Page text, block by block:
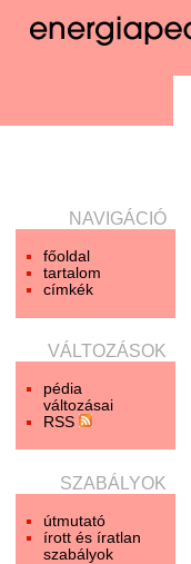
NAVIGÁCIÓ
főoldal
tartalom
címkék
VÁLTOZÁSOK
pédia
változásai
RSS
SZABÁLYOK
útmutató
írott és íratlan
szabályok